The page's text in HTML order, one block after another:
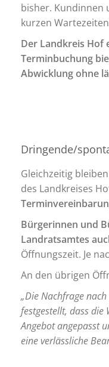
bisher. Kundinnen
kurzen
Der Landkreis Hof
Terminbuchung
Abwicklung ohne
Dringende/
Gleichzeitig
des Landkreises
Bürgerinnen und
Landratsamtes
Öffnungszeit. Je
An den übrigen
„Die Nachfrage
festgestellt, dass die
Angebot angepasst
eine verlässliche